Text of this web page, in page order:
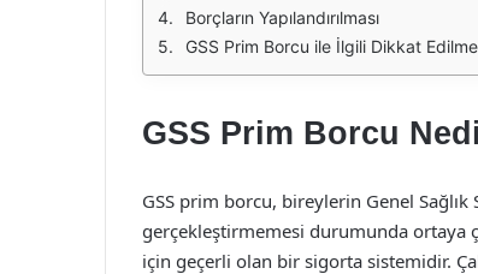
Borçların Yapılandırılması
GSS Prim Borcu ile İlgili Dikkat
GSS Prim Borcu
GSS prim borcu, bireylerin Genel
gerçekleştirmemesi durumunda ortaya
için geçerli olan bir sigorta sistemidir.